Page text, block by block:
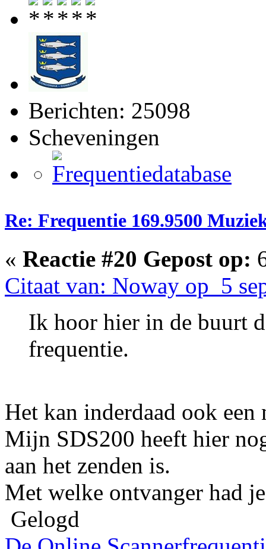
Berichten: 25098
Scheveningen
Re: Frequentie 169.9500
« Reactie #20 Gepost op:
Citaat van: Noway op 5
Ik hoor hier in de buurt
frequentie.
Het kan inderdaad ook
Mijn SDS200 heeft hier
aan het zenden is.
Met welke ontvanger had
Gelogd